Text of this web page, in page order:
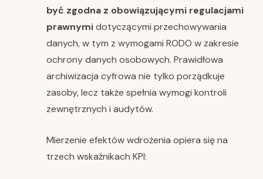
być zgodna z obowiązującymi regulacjami
prawnymidotyczącymi przechowywania
danych, w tym z wymogami RODO w zakresie
ochrony danych osobowych. Prawidłowa
archiwizacja cyfrowa nie tylko porządkuje
zasoby, lecz także spełnia wymogi kontroli
zewnętrznych i audytów.
Mierzenie efektów wdrożenia opiera się na
trzech wskaźnikach KPI: